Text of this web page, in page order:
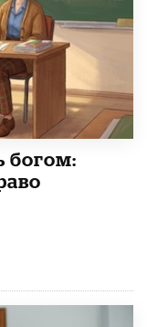
богом: